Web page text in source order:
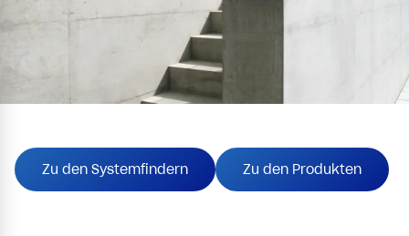
Zu den Systemfindern Zu den Produkten